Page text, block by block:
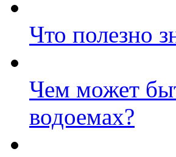
Что полезно
Чем может
водоемах?